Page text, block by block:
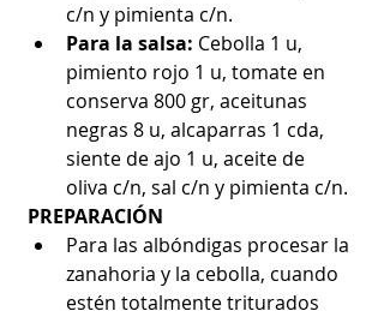
c/n y pimienta c/n.
Para la salsa: Cebolla 1 u,
pimiento rojo 1 u, tomate en
conserva 800 gr, aceitunas
negras 8 u, alcaparras 1 cda,
siente de ajo 1 u, aceite de
oliva c/n, sal c/n y pimienta c/n.
PREPARACIÓN
Para las albóndigas procesar la
zanahoria y la cebolla, cuando
estén totalmente triturados